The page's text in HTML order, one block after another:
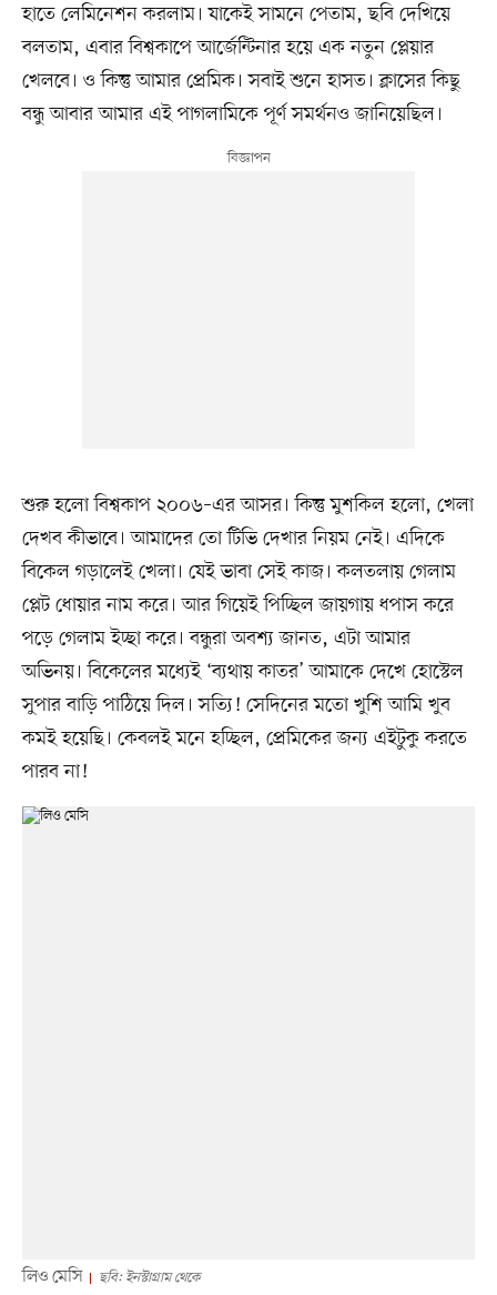
হাতে লেমিনেশন করলাম। যাকেই সামনে পেতাম, ছবি দেখিয়ে
বলতাম, এবার বিশ্বকাপে আর্জেন্টিনার হয়ে এক নতুন প্লেয়ার
খেলবে। ও কিন্তু আমার প্রেমিক। সবাই শুনে হাসত। ক্লাসের কিছু
বন্ধু আবার আমার এই পাগলামিকে পূর্ণ সমর্থনও জানিয়েছিল।
শুরু হলো বিশ্বকাপ ২০০৬–এর আসর। কিন্তু মুশকিল হলো, খেলা
দেখব কীভাবে। আমাদের তো টিভি দেখার নিয়ম নেই। এদিকে
বিকেল গড়ালেই খেলা। যেই ভাবা সেই কাজ। কলতলায় গেলাম
প্লেট ধোয়ার নাম করে। আর গিয়েই পিচ্ছিল জায়গায় ধপাস করে
পড়ে গেলাম ইচ্ছা করে। বন্ধুরা অবশ্য জানত, এটা আমার
অভিনয়। বিকেলের মধ্যেই ‘ব্যথায় কাতর’ আমাকে দেখে হোস্টেল
সুপার বাড়ি পাঠিয়ে দিল। সত্যি! সেদিনের মতো খুশি আমি খুব
কমই হয়েছি। কেবলই মনে হচ্ছিল, প্রেমিকের জন্য এইটুকু করতে
পারব না!
লিও মেসি ছবি: ইনস্টাগ্রাম থেকে